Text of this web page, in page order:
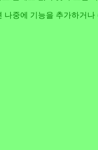
중에 기능을 추가하거